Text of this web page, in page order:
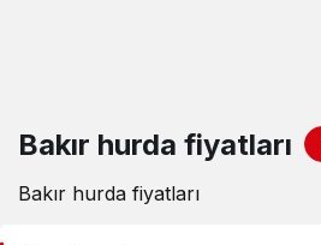
Bakır hurda fiyatları
Bakır hurda fiyatları